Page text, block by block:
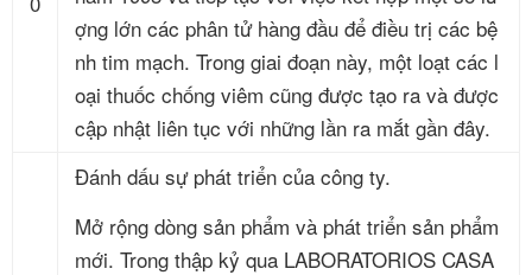
ợng lớn các phân tử hàng đầu để điều trị các bệ
nh tim mạch. Trong giai đoạn này, một loạt các l
oại thuốc chống viêm cũng được tạo ra và được
cập nhật liên tục với những lần ra mắt gần đây.
Đánh dấu sự phát triển của công ty.
Mở rộng dòng sản phẩm và phát triển sản phẩm
mới. Trong thập kỷ qua LABORATORIOS CASA